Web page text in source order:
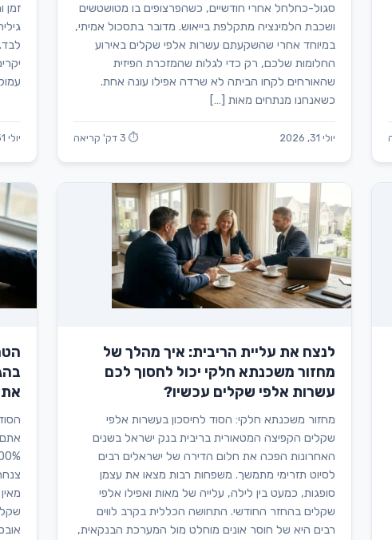
סגול-כחלחל אחרי חודשיים, כשהפרצופים בו מטושטשים
ושכבת הלמינציה מתקלפת בייאוש. מדובר בתסכול אמיתי,
במיוחד אחרי שהשקעתם עשרות אלפי שקלים באירוע
החלומות שלכם, רק כדי לגלות שהמזכרת הפיזית
שהאורחים לקחו הביתה לא שרדה אפילו עונה אחת.
כשאנחנו מנתחים מאות […]
יולי 31, 2026 ⏱ 3 דק' קריאה
זמן
יולי 31, 2026
לנצח את עליית הריבית: איך מהלך של
מחזור משכנתא חלקי יכול לחסוך לכם
עשרות אלפי שקלים עכשיו?
מחזור משכנתא חלקי: הסוד לחיסכון בעשרות אלפי
שקלים הקפיצה המטאורית בריבית בנק ישראל בשנים
האחרונות הפכה את חלום הדירה של ישראלים רבים
לסיוט תזרימי מתמשך. משפחות רבות מצאו את עצמן
סופגות, כמעט בין לילה, עלייה של מאות ואפילו אלפי
שקלים בהחזר החודשי. התחושה הכללית בקרב לווים
רבים היא של חוסר אונים מוחלט מול המערכת הבנקאית,
את